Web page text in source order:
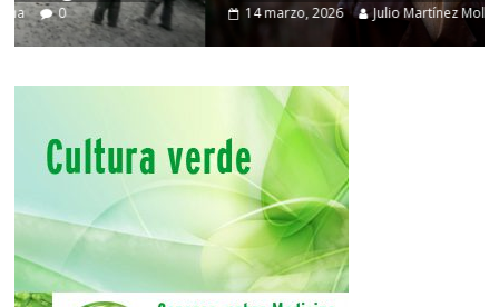
14 marzo, 2026 Julio Martínez Molina 0